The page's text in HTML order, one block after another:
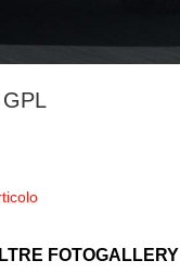
FOTOGALLERY